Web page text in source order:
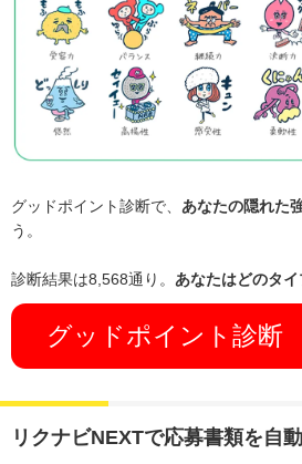
グッドポイント診断で、 あなたの隠れた
う。
診断結果は8,568通り。 あなたはどのタイ
グッドポイント診断
リクナビNEXTで応募書類を自